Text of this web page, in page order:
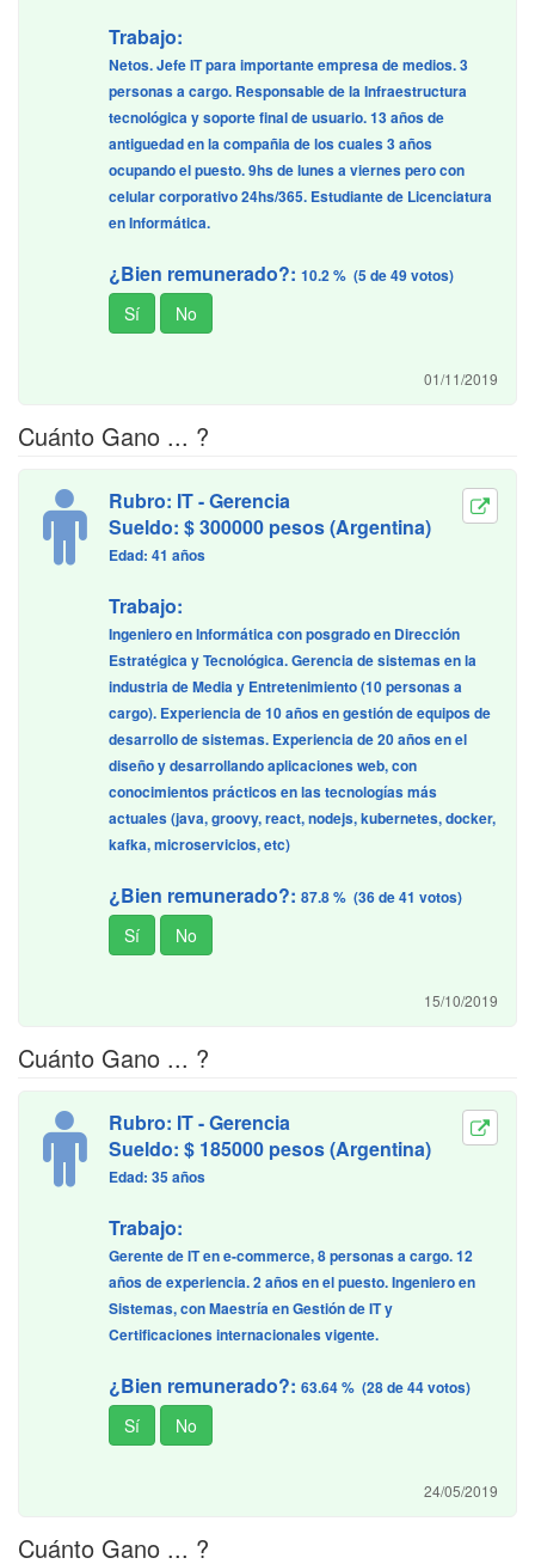
Trabajo:
Netos. Jefe IT para importante empresa de medios. 3
personas a cargo. Responsable de la Infraestructura
tecnológica y soporte final de usuario. 13 años de
antiguedad en la compañia de los cuales 3 años
ocupando el puesto. 9hs de lunes a viernes pero con
celular corporativo 24hs/365. Estudiante de Licenciatura
en Informática.
¿Bien remunerado?: 10.2 % (5 de 49 votos)
01/11/2019
Cuánto Gano ... ?
Rubro: IT - Gerencia
Sueldo: $ 300000 pesos (Argentina)
Edad: 41 años
Trabajo:
Ingeniero en Informática con posgrado en Dirección
Estratégica y Tecnológica. Gerencia de sistemas en la
industria de Media y Entretenimiento (10 personas a
cargo). Experiencia de 10 años en gestión de equipos de
desarrollo de sistemas. Experiencia de 20 años en el
diseño y desarrollando aplicaciones web, con
conocimientos prácticos en las tecnologías más
actuales (java, groovy, react, nodejs, kubernetes, docker,
kafka, microservicios, etc)
¿Bien remunerado?: 87.8 % (36 de 41 votos)
15/10/2019
Cuánto Gano ... ?
Rubro: IT - Gerencia
Sueldo: $ 185000 pesos (Argentina)
Edad: 35 años
Trabajo:
Gerente de IT en e-commerce, 8 personas a cargo. 12
años de experiencia. 2 años en el puesto. Ingeniero en
Sistemas, con Maestría en Gestión de IT y
Certificaciones internacionales vigente.
¿Bien remunerado?: 63.64 % (28 de 44 votos)
24/05/2019
Cuánto Gano ... ?